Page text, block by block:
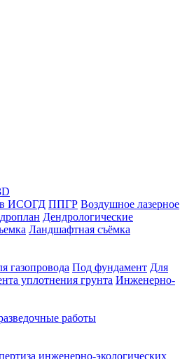
в ИСОГД ППГР Воздушное лазерное
Дендрологические
Ландшафтная съёмка
газопровода Под фундамент Для
уплотнения грунта Инженерно-
работы
инженерно-экологических